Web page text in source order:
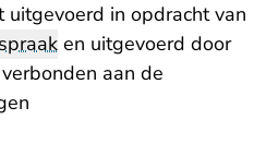
uitgevoerd in opdracht van
en uitgevoerd door
aan de